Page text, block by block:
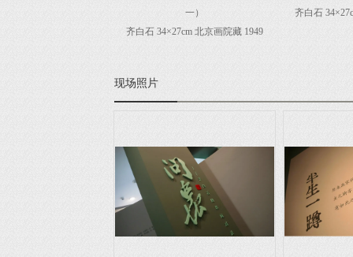
一）
齐白石 34×27cm 北京画院藏 1949
齐白石
现场照片